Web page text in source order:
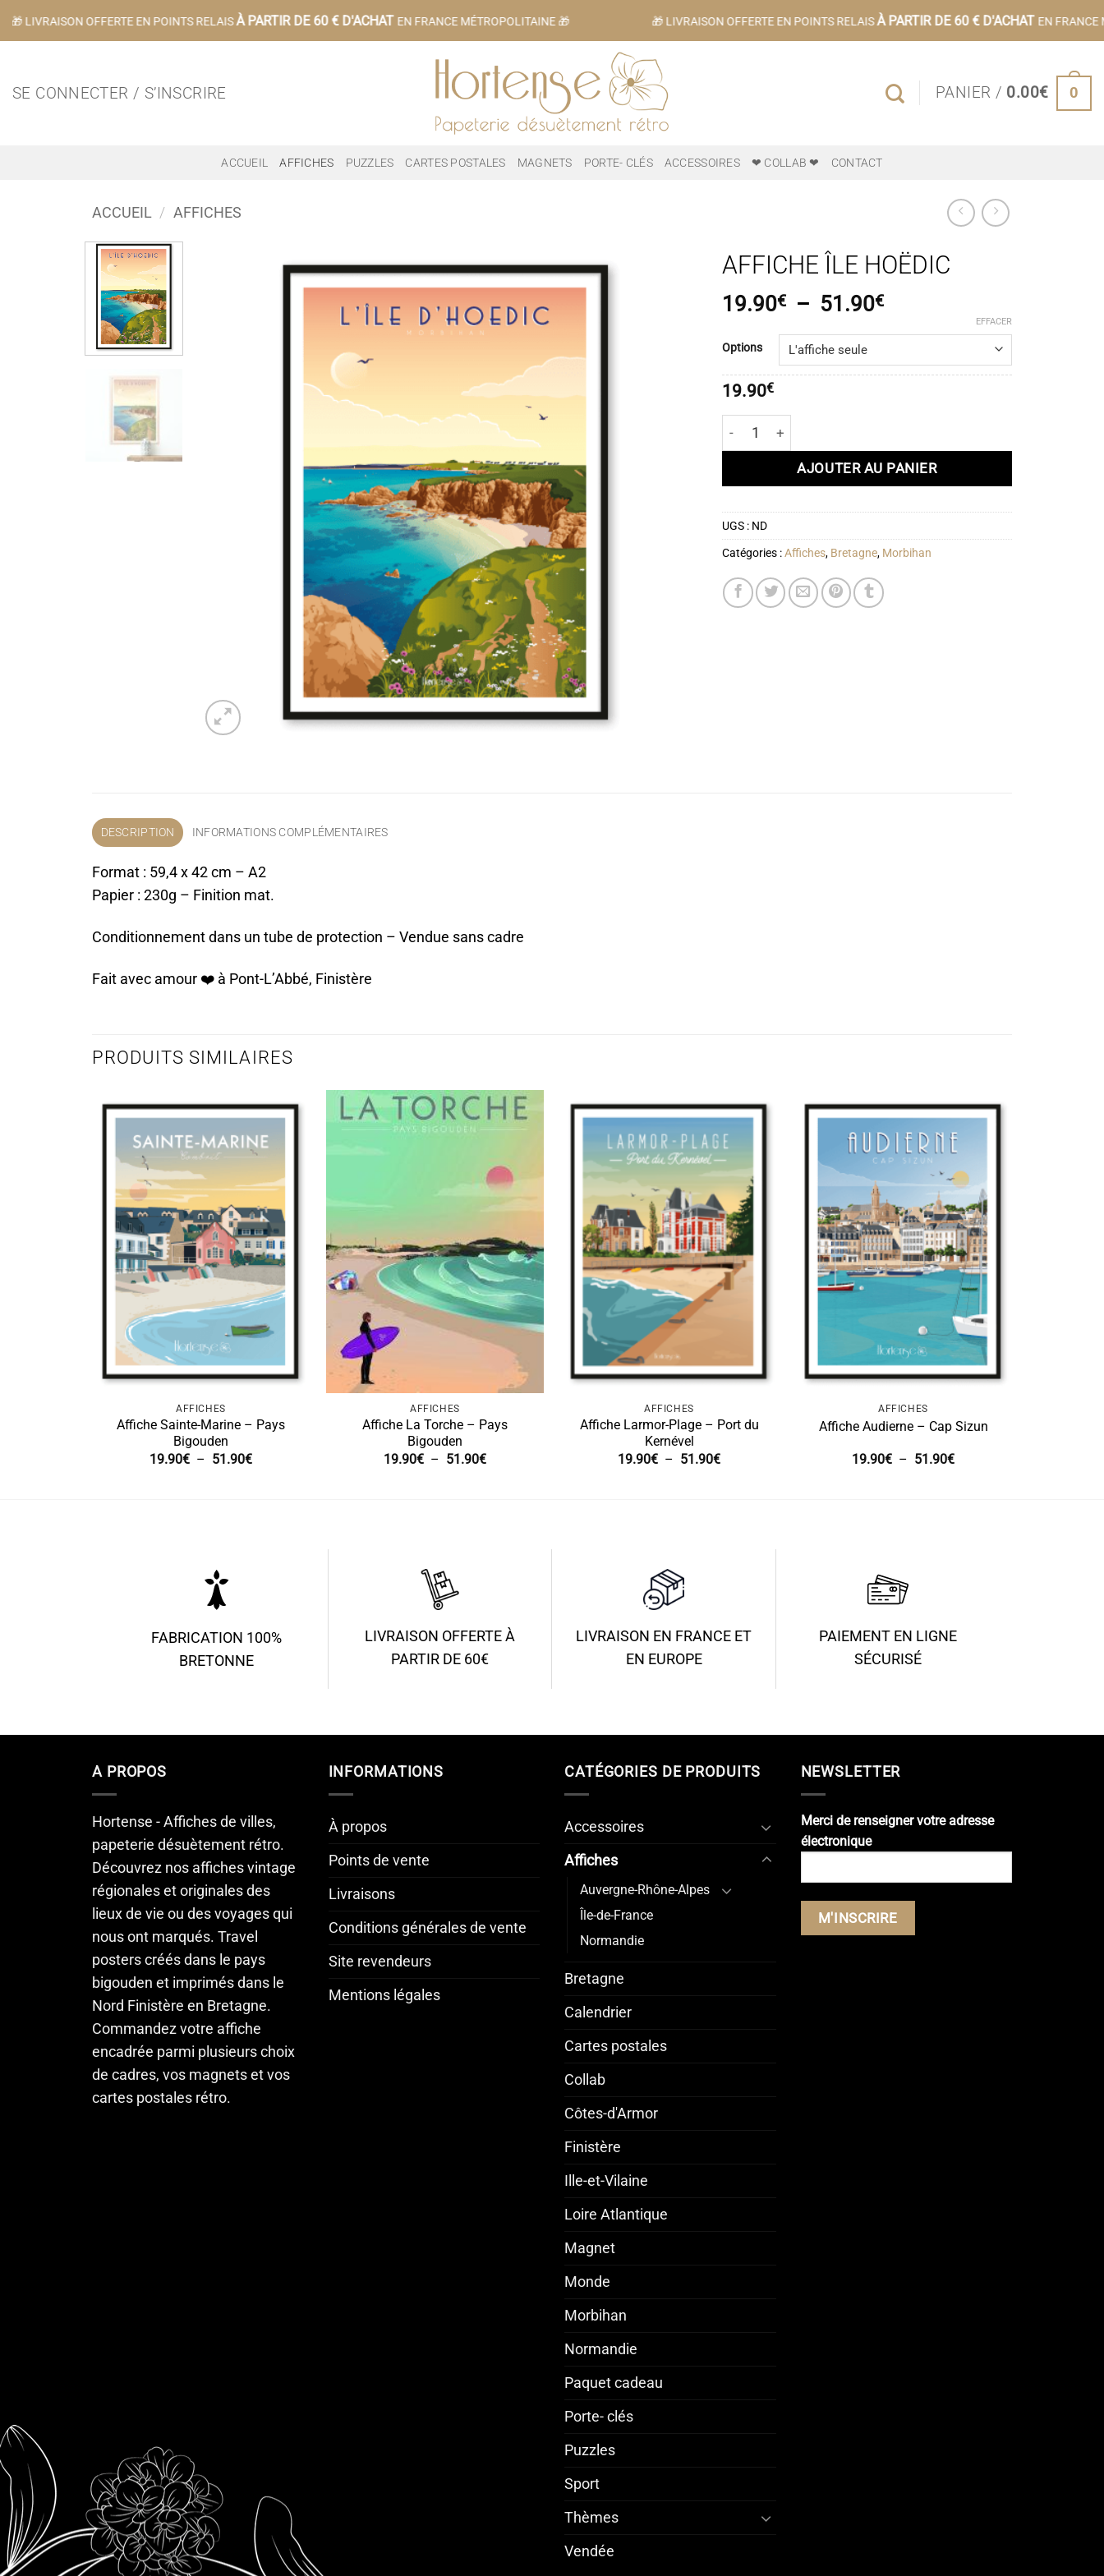
🎁 LIVRAISON OFFERTE EN POINTS RELAISÀ PARTIR DE 60 € D'ACHATEN FRANCE MÉTROPOLITAINE 🎁 🎁 LIVRAISON OFFERTE EN POINTS RELAISÀ PARTIR DE 60 € D'ACHATEN FRANCE
SE CONNECTER / S’INSCRIRE PANIER / 0.00€ 0
ACCUEIL AFFICHES PUZZLES CARTES POSTALES MAGNETS PORTE- CLÉS ACCESSOIRES ❤ COLLAB ❤ CONTACT
ACCUEIL / AFFICHES
AFFICHE ÎLE HOËDIC
19.90€ – 51.90€Plage
19.90€
Options
EFFACER
19.90€
quantité de Affiche île Hoëdic
AJOUTER AU PANIER
UGS : ND
Catégories :Affiches, Bretagne, Morbihan
DESCRIPTION INFORMATIONS COMPLÉMENTAIRES
Format : 59,4 x 42 cm – A2
Papier : 230g – Finition mat.
Conditionnement dans un tube de protection – Vendue sans cadre
Fait avec amour ❤️️ à Pont-L’Abbé, Finistère
PRODUITS SIMILAIRES
AFFICHES
Affiche Sainte-Marine – Pays
Bigouden
19.90€ – 51.90€Plage
AFFICHES
Affiche La Torche – Pays
Bigouden
19.90€ – 51.90€Plage
AFFICHES
Affiche Larmor-Plage – Port du
Kernével
19.90€ – 51.90€Plage
AFFICHES
Affiche Audierne – Cap Sizun
19.90€ – 51.90€Plage
FABRICATION 100%
BRETONNE
LIVRAISON OFFERTE À
PARTIR DE 60€
LIVRAISON EN FRANCE ET
EN EUROPE
PAIEMENT EN LIGNE
SÉCURISÉ
A PROPOS
Hortense - Affiches de villes,
papeterie désuètement rétro.
Découvrez nos affiches vintage
régionales et originales des
lieux de vie ou des voyages qui
nous ont marqués. Travel
posters créés dans le pays
bigouden et imprimés dans le
Nord Finistère en Bretagne.
Commandez votre affiche
encadrée parmi plusieurs choix
de cadres, vos magnets et vos
cartes postales rétro.
INFORMATIONS
À propos
Points de vente
Livraisons
Conditions générales de vente
Site revendeurs
Mentions légales
CATÉGORIES DE PRODUITS
Accessoires
Affiches
Auvergne-Rhône-Alpes
Île-de-France
Normandie
Bretagne
Calendrier
Cartes postales
Collab
Côtes-d'Armor
Finistère
Ille-et-Vilaine
Loire Atlantique
Magnet
Monde
Morbihan
Normandie
Paquet cadeau
Porte- clés
Puzzles
Sport
Thèmes
Vendée
NEWSLETTER
Merci de renseigner votre adresse
électronique